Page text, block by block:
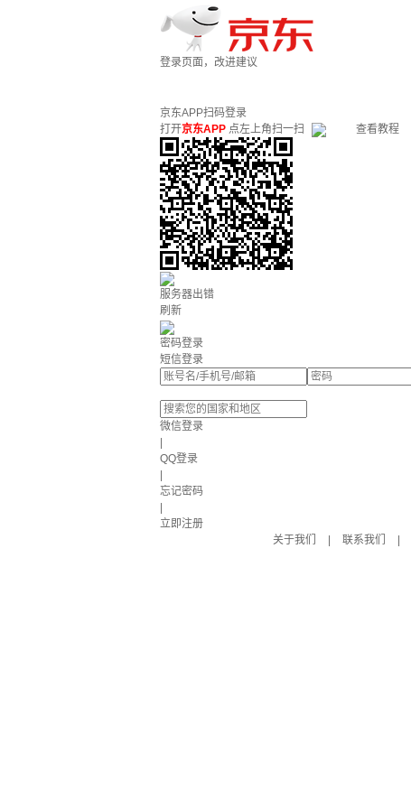
登录页面，改进建议
京东APP扫码登录
打开京东APP 点左上角扫一扫 查看教程
服务器出错
刷新
密码登录
短信登录
微信登录
QQ登录
忘记密码
立即注册
关于我们
联系我们